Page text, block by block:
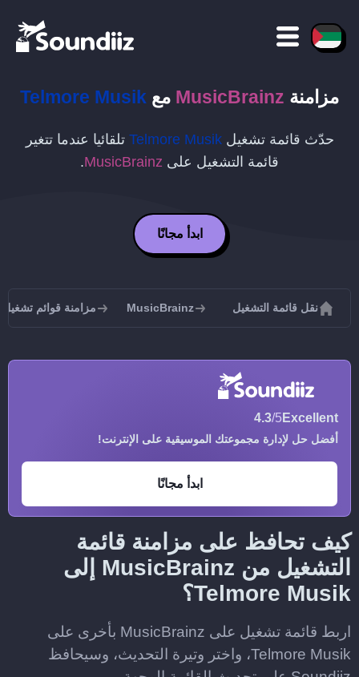
مزامنة MusicBrainz مع Telmore Musik
حدّث قائمة تشغيلTelmore Musik تلقائيا عندما تتغير
قائمة التشغيل على MusicBrainz
.
ابدأ مجانًا
نقل قائمة التشغيل MusicBrainz مزامنة قوائم تشغيل MusicBrainz
Excellent
4.3/5
أفضل حل لإدارة مجموعتك الموسيقية على الإنترنت!
ابدأ مجانًا
كيف تحافظ على مزامنة قائمة
التشغيل من MusicBrainz إلى
Telmore Musik؟
اربط قائمة تشغيل على MusicBrainz بأخرى على
Telmore Musik، واختر وتيرة التحديث، وسيحافظ